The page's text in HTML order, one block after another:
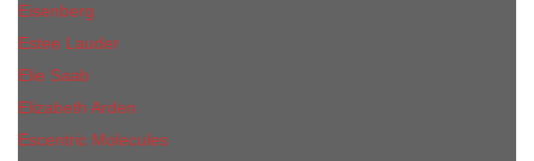
Eisenberg
Еsteе Lаudеr
Elie Saab
Elizabeth Arden
Escentric Molecules